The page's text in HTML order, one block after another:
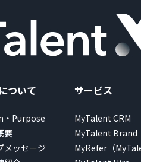
ついて
・Purpose
要
メッセージ
サービス
MyTalent CRM
MyTalent Brand
MyRefer（